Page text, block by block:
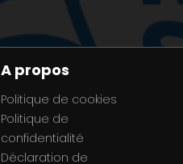
A propos
Politique de cookies
Politique de
confidentialité
Déclaration de